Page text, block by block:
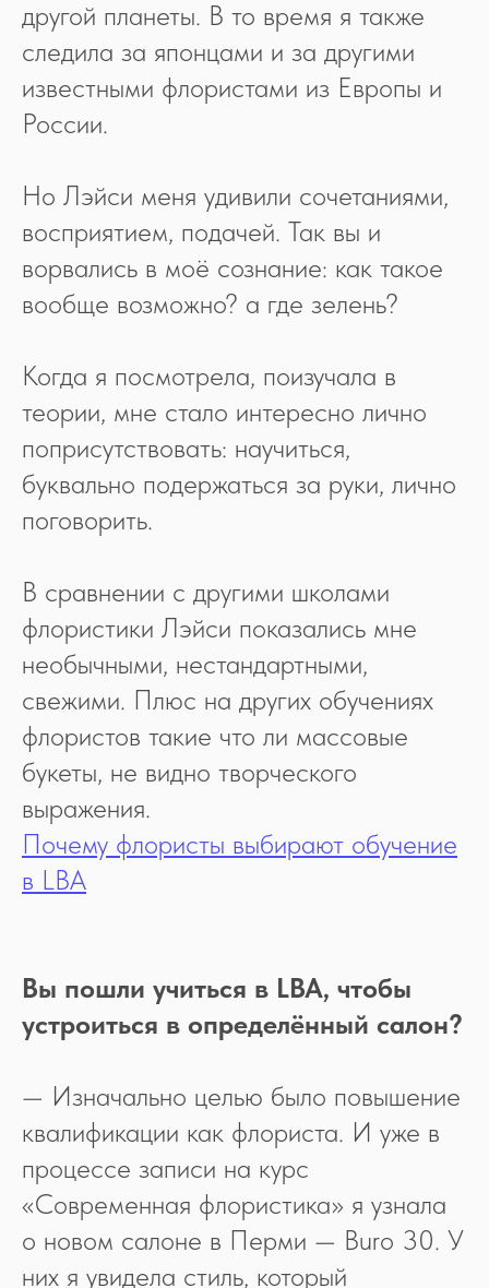
другой планеты. В то время я также
следила за японцами и за другими
известными флористами из Европы и
России.
Но Лэйси меня удивили сочетаниями,
восприятием, подачей. Так вы и
ворвались в моё сознание: как такое
вообще возможно? а где зелень?
Когда я посмотрела, поизучала в
теории, мне стало интересно лично
поприсутствовать: научиться,
буквально подержаться за руки, лично
поговорить.
В сравнении с другими школами
флористики Лэйси показались мне
необычными, нестандартными,
свежими. Плюс на других обучениях
флористов такие что ли массовые
букеты, не видно творческого
выражения.
Почему флористы выбирают обучение
в LBA
Вы пошли учиться в LBA, чтобы
устроиться в определённый салон?
— Изначально целью было повышение
квалификации как флориста. И уже в
процессе записи на курс
«Современная флористика» я узнала
о новом салоне в Перми — Buro 30. У
них я увидела стиль, который